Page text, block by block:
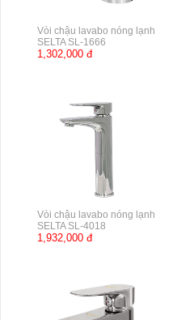
Vòi chậu lavabo nóng lạnh
SELTA SL-1666
1,302,000 đ
Vòi chậu lavabo nóng lạnh
SELTA SL-4018
1,932,000 đ